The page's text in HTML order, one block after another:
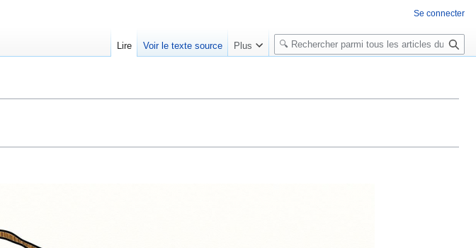
Se connecter
Lire Voir le texte source Plus
R
e
e